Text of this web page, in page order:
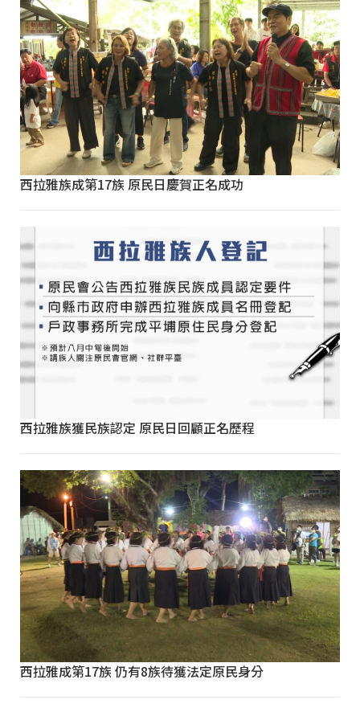
西拉雅族成第17族 原民日慶賀正名成功
西拉雅族獲民族認定 原民日回顧正名歷程
西拉雅成第17族 仍有8族待獲法定原民身分